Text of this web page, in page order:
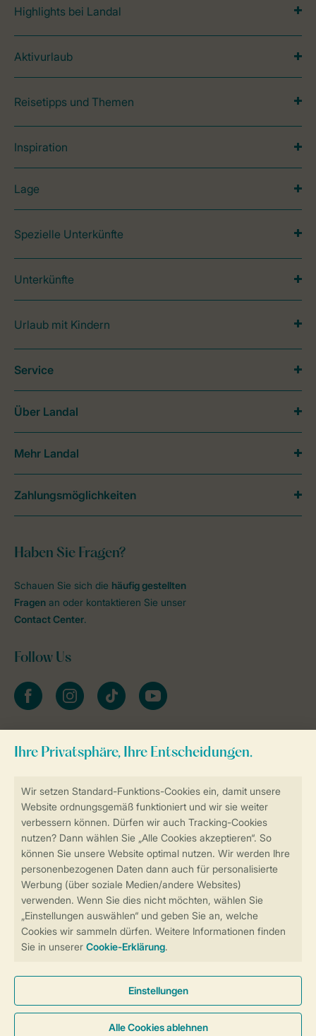
Weitere Informationen und Einstellungen
Sicher und schnell zur Online-Buchung
Sichere Datenübertragung
Sicheres Bezahlen
Highlights bei Landal
Aktivurlaub
Reisetipps und Themen
Inspiration
Lage
Spezielle Unterkünfte
Unterkünfte
Urlaub mit Kindern
Haben Sie Fragen?
Schauen Sie sich die häufig gestellten
Fragen an oder kontaktieren Sie unser
Contact Center.
Follow Us
facebookinstagramtiktok youtube
Zum Newsletter anmelden
Service
Über Landal
Mehr Landal
Zahlungsmöglichkeiten